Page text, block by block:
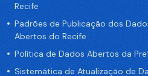
Recife
Padrões de Publicação dos
Abertos do Recife
Política de Dados Abertos da
Sistemática de Atualização de